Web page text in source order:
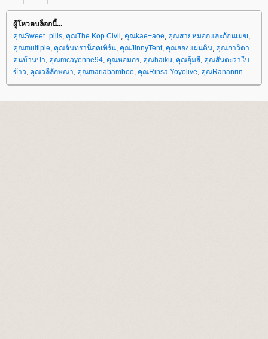
ผู้โหวตบล็อกนี้...
คุณSweet_pills คุณThe Kop Civil คุณkae+aoe คุณสายหมอกและก้อนเมฆ
คุณmultiple คุณจันทราน็อคเทิร์น คุณJinnyTent, คุณสองแผ่นดิน คุณภาวิดา
คนบ้านป่า คุณmcayenne94 คุณหอมกร คุณhaiku คุณอุ้มสี คุณสันตะวาใบ
ข้าว คุณวลีลักษณา คุณmariabamboo คุณRinsa Yoyolive คุณRananrin